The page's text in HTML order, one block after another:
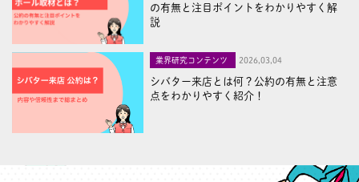
の有無と注目ポイントをわかりやすく解
説
業界研究コンテンツ 2026,03,04
シバター来店とは何？公約の有無と注意
点をわかりやすく紹介！